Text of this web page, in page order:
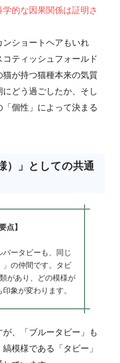
学的な因果関係は証明さ
ショートヘアもいれ
ティッシュフォールド
猫が持つ猫種本来の気質
どう過ごしたか、そし
個性」によって決まる
）」としての共通
点】
ータビーも、同じ
」の仲間です。タビ
があり、どの模様が
象が変わります。
、「ブルータビー」も
模様である「タビー」